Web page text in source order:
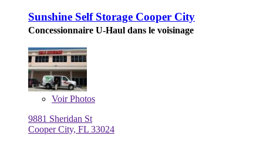
Sunshine Self Storage Cooper City
Concessionnaire U-Haul dans le voisinage
VoirPhotos
9881 Sheridan St
Cooper City, FL 33024